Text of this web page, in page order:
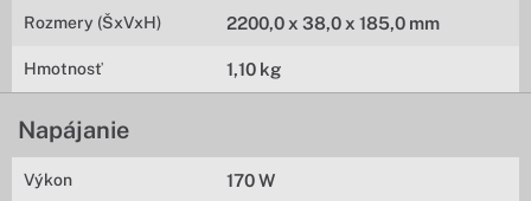
Rozmery (ŠxVxH) 2200,0 x 38,0 x 185,0 mm
Hmotnosť 1,10 kg
Napájanie
Výkon 170 W